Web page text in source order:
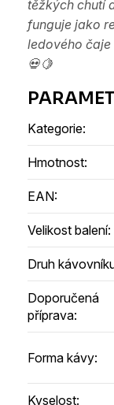
těžkých chutí
funguje jako
ledového čaje
💀🍋
Kategorie:
Hmotnost:
EAN:
Velikost balení:
Druh
Doporučená
příprava:
Forma kávy:
Kyselost: